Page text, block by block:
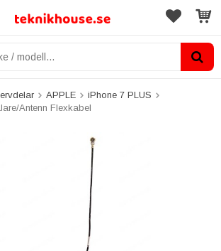
APPLE
iPhone 7 PLUS
Antenn Flexkabel